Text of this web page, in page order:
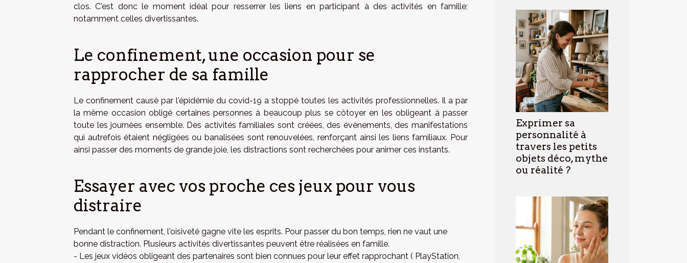
clos. C'est donc le moment idéal pour resserrer les liens en participant à des activités en famille;
notamment celles divertissantes.
Le confinement, une occasion pour se
rapprocher de sa famille
Le confinement causé par l'épidémie du covid-19 a stoppé toutes les activités professionnelles. Il a par
la même occasion obligé certaines personnes à beaucoup plus se côtoyer en les obligeant à passer
toute les journées ensemble. Des activités familiales sont créées, des évènements, des manifestations
qui autrefois étaient négligées ou banalisées sont renouvelées, renforçant ainsi les liens familiaux. Pour
ainsi passer des moments de grande joie, les distractions sont recherchées pour animer ces instants.
Essayer avec vos proche ces jeux pour vous
distraire
Pendant le confinement, l'oisiveté gagne vite les esprits. Pour passer du bon temps, rien ne vaut une
bonne distraction. Plusieurs activités divertissantes peuvent être réalisées en famille.
- Les jeux vidéos obligeant des partenaires sont bien connues pour leur effet rapprochant ( PlayStation,
Exprimer sa
personnalité à
travers les petits
objets déco, mythe
ou réalité ?